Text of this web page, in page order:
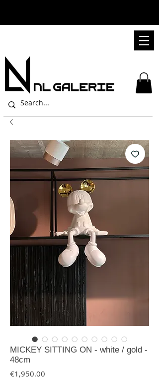
MICKEY SITTING ON - white / gold -
48cm
€1,950.00